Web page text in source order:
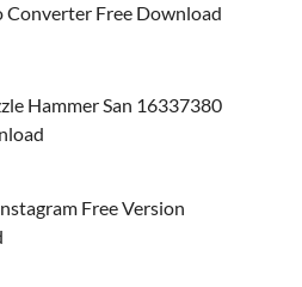
Converter Free Download
Hammer San 16337380
Free Version